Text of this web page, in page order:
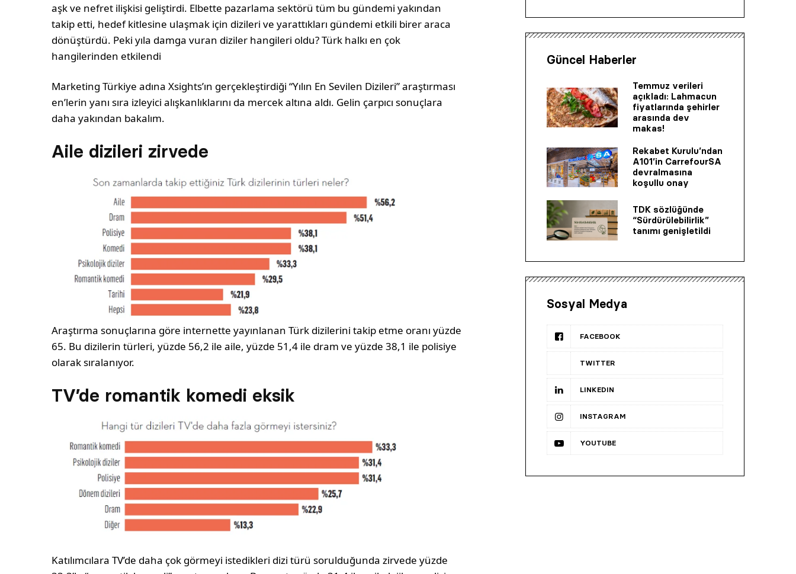
aşk ve nefret ilişkisi geliştirdi. Elbette pazarlama sektörü tüm bu gündemi yakından
takip etti, hedef kitlesine ulaşmak için dizileri ve yarattıkları gündemi etkili birer araca
dönüştürdü. Peki yıla damga vuran diziler hangileri oldu? Türk halkı en çok
hangilerinden etkilendi
Marketing Türkiye adına Xsights’ın gerçekleştirdiği “Yılın En Sevilen Dizileri” araştırması
en’lerin yanı sıra izleyici alışkanlıklarını da mercek altına aldı. Gelin çarpıcı sonuçlara
daha yakından bakalım.
Aile dizileri zirvede
Araştırma sonuçlarına göre internette yayınlanan Türk dizilerini takip etme oranı yüzde
65. Bu dizilerin türleri, yüzde 56,2 ile aile, yüzde 51,4 ile dram ve yüzde 38,1 ile polisiye
olarak sıralanıyor.
TV’de romantik komedi eksik
Katılımcılara TV’de daha çok görmeyi istedikleri dizi türü sorulduğunda zirvede yüzde
Güncel Haberler
Temmuz verileri
açıkladı: Lahmacun
fiyatlarında şehirler
arasında dev
makas!
Rekabet Kurulu’ndan
A101’in CarrefourSA
devralmasına
koşullu onay
TDK sözlüğünde
“Sürdürülebilirlik”
tanımı genişletildi
Sosyal Medya
FACEBOOK
TWITTER
LINKEDIN
INSTAGRAM
YOUTUBE